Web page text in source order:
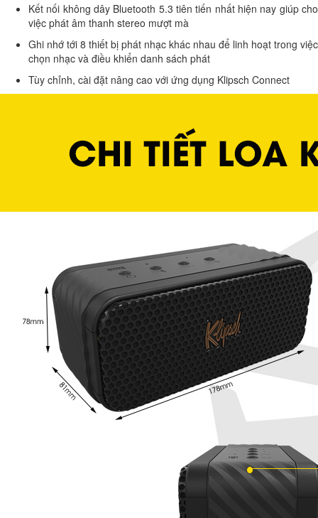
Kết nối không dây Bluetooth 5.3 tiên tiến nhất hiện nay giúp cho
việc phát âm thanh stereo mượt mà
Ghi nhớ tới 8 thiết bị phát nhạc khác nhau để linh hoạt trong việc
chọn nhạc và điều khiển danh sách phát
Tùy chỉnh, cài đặt nâng cao với ứng dụng Klipsch Connect